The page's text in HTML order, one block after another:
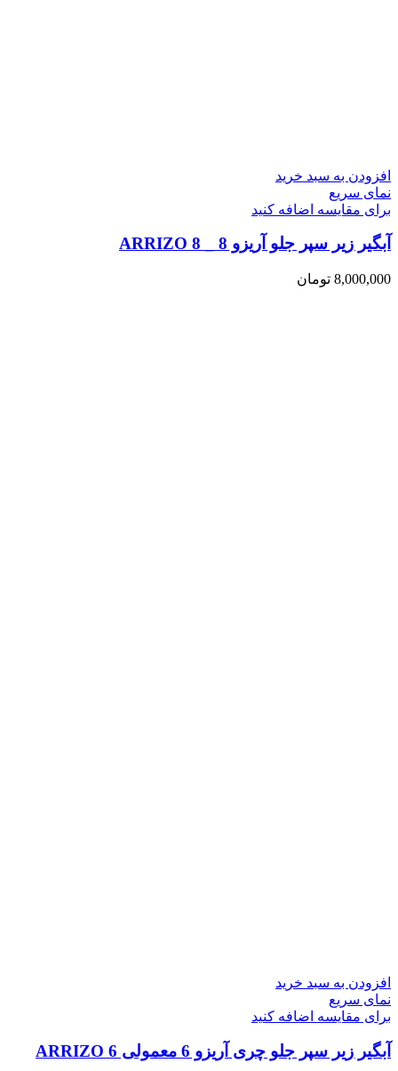
افزودن به سبد خرید
نمای سریع
برای مقایسه اضافه کنید
آبگیر زیر سپر جلو آریزو 8 _ ARRIZO 8
8,000,000 تومان
افزودن به سبد خرید
نمای سریع
برای مقایسه اضافه کنید
آبگیر زیر سپر جلو چری آریزو 6 معمولی ARRIZO 6